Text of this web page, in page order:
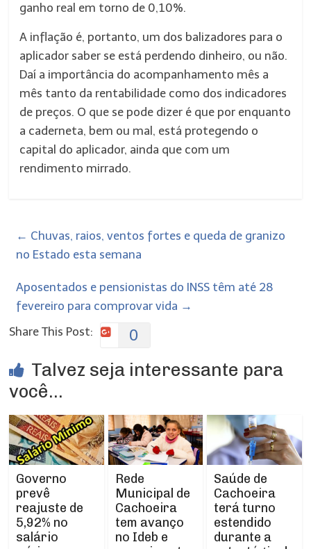
ganho real em torno de 0,10%.
A inflação é, portanto, um dos balizadores para o
aplicador saber se está perdendo dinheiro, ou não.
Daí a importância do acompanhamento mês a
mês tanto da rentabilidade como dos indicadores
de preços. O que se pode dizer é que por enquanto
a caderneta, bem ou mal, está protegendo o
capital do aplicador, ainda que com um
rendimento mirrado.
← Chuvas, raios, ventos fortes e queda de granizo
no Estado esta semana
Aposentados e pensionistas do INSS têm até 28
fevereiro para comprovar vida →
Share This Post:
0
Talvez seja interessante para
você...
Governo
prevê
reajuste de
5,92% no
salário
Rede
Municipal de
Cachoeira
tem avanço
no Ideb e
Saúde de
Cachoeira
terá turno
estendido
durante a